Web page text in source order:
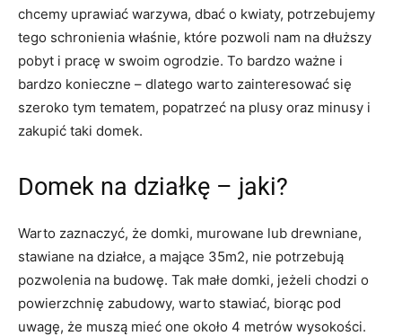
chcemy uprawiać warzywa, dbać o kwiaty, potrzebujemy
tego schronienia właśnie, które pozwoli nam na dłuższy
pobyt i pracę w swoim ogrodzie. To bardzo ważne i
bardzo konieczne – dlatego warto zainteresować się
szeroko tym tematem, popatrzeć na plusy oraz minusy i
zakupić taki domek.
Domek na działkę – jaki?
Warto zaznaczyć, że domki, murowane lub drewniane,
stawiane na działce, a mające 35m2, nie potrzebują
pozwolenia na budowę. Tak małe domki, jeżeli chodzi o
powierzchnię zabudowy, warto stawiać, biorąc pod
uwagę, że muszą mieć one około 4 metrów wysokości.